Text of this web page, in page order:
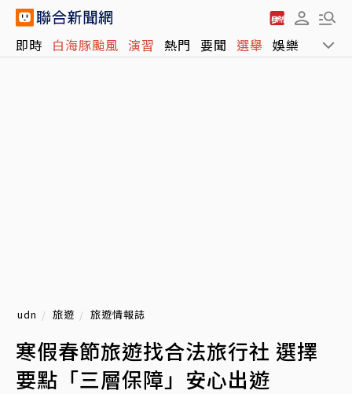
即時 白海豚颱風 演習 熱門 要聞 選舉 娛樂 運動
udn 旅遊 旅遊情報誌
寒假春節旅遊找合法旅行社 選擇
要點「三層保障」安心出遊